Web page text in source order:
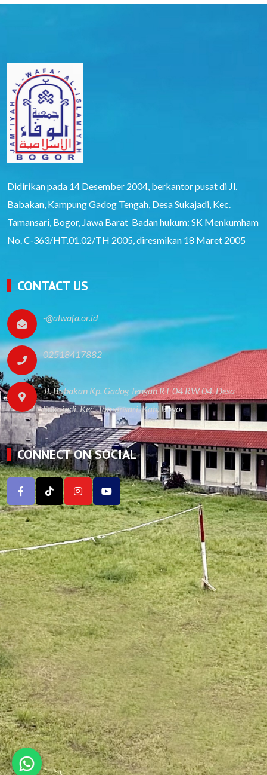
Didirikan pada 14 Desember 2004, berkantor pusat di Jl.
Babakan, Kampung Gadog Tengah, Desa Sukajadi, Kec.
Tamansari, Bogor, Jawa Barat Badan hukum: SK Menkumham
No. C‑363/HT.01.02/TH 2005, diresmikan 18 Maret 2005
CONTACT US
-@alwafa.or.id
02518417882
Jl. Babakan Kp. Gadog Tengah RT 04 RW 04, Desa
Sukajadi, Kec. Tamansari, Kab. Bogor
CONNECT ON SOCIAL